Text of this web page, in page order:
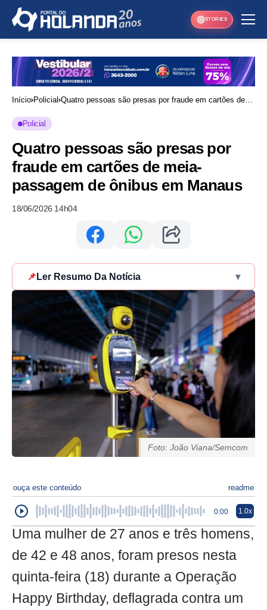
STORIES
Início Policial Quatro pessoas são presas por fraude em cartões de
Policial
Quatro pessoas são presas por
fraude em cartões de meia-
passagem de ônibus em Manaus
18/06/2026 14h04
📌 Ler Resumo Da Notícia ▾
Foto: João Viana/Semcom
ouça este conteúdo readme
0:00 1.0x
Uma mulher de 27 anos e três homens,
de 42 e 48 anos, foram presos nesta
quinta-feira (18) durante a Operação
Happy Birthday, deflagrada contra um